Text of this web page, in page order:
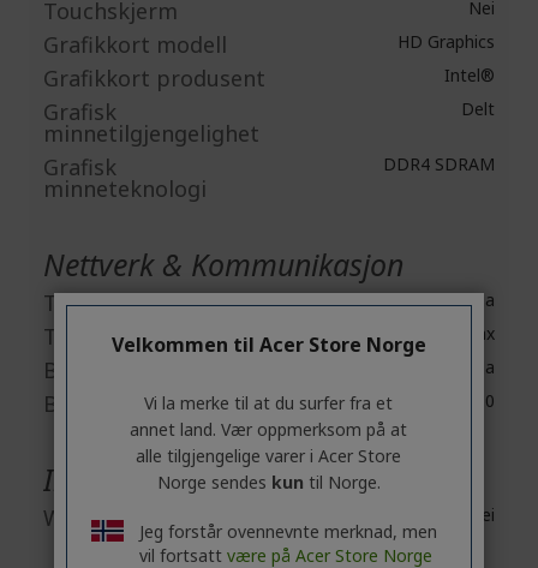
Touchskjerm Nei
Grafikkort modell HD Graphics
Grafikkort produsent Intel®
Grafisk
minnetilgjengelighet
Delt
Grafisk
minneteknologi
DDR4 SDRAM
Nettverk & Kommunikasjon
Trådløs LAN Ja
Trådløs LAN standard IEEE 802.11ax
Bluetooth Ja
Bluetooth standard Bluetooth 5.0
Innebygde enheter
Webkamera Nei
Velkommen til Acer Store Norge
Vi la merke til at du surfer fra et
annet land. Vær oppmerksom på at
alle tilgjengelige varer i Acer Store
Norge sendes kun til Norge.
Jeg forstår ovennevnte merknad, men
vil fortsatt være på Acer Store Norge